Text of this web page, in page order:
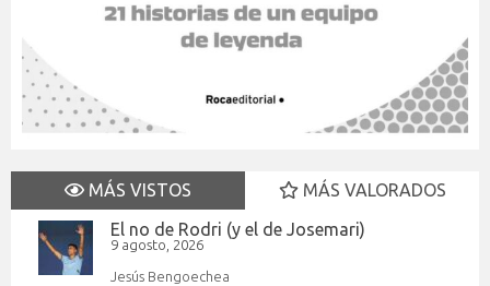
MÁS VISTOS
MÁS VALORADOS
El no de Rodri (y el de Josemari)
9 agosto, 2026
Jesús Bengoechea